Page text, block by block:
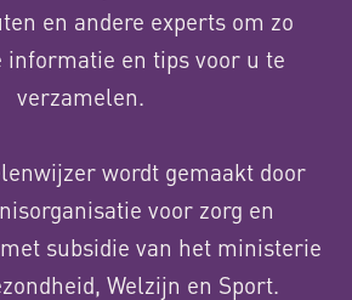
en andere experts om zo
informatie en tips voor u te
verzamelen.
wordt gemaakt door
voor zorg en
subsidie van het ministerie
Welzijn en Sport.